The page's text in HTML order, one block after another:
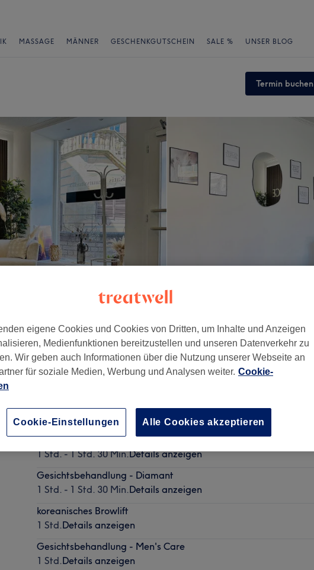
MASSAGE MÄNNER GESCHENKGUTSCHEIN SALE % UNSER BLOG
Termin buchen
1 Std. - 1 Std. 30 Min.
Details anzeigen
Gesichtsbehandlung - Gold
1 Std. - 1 Std. 30 Min.Details anzeigen
Gesichtsbehandlung - Diamant
1 Std. - 1 Std. 30 Min.Details anzeigen
koreanisches Browlift
1 Std.Details anzeigen
Gesichtsbehandlung - Men's Care
1 Std.Details anzeigen
eigene Cookies und Cookies von Dritten, um Inhalte und Anzeigen
Medienfunktionen bereitzustellen und unseren Datenverkehr zu
Wir geben auch Informationen über die Nutzung unserer Webseite an
für soziale Medien, Werbung und Analysen weiter. Cookie-
Cookie-Einstellungen Alle Cookies akzeptieren